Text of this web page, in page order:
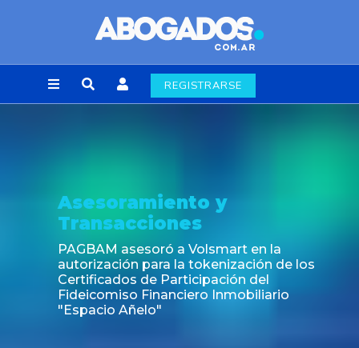
REGISTRARSE
Asesoramiento y
Transacciones
PAGBAM asesoró a Volsmart en la
autorización para la tokenización de los
Certificados de Participación del
Fideicomiso Financiero Inmobiliario
"Espacio Añelo"